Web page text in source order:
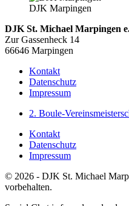
DJK Marpingen
DJK St. Michael Marpingen
Zur Gassenheck 14
66646 Marpingen
Kontakt
Datenschutz
Impressum
2. Boule-
Kontakt
Datenschutz
Impressum
© 2026 - DJK St. Michael
vorbehalten.